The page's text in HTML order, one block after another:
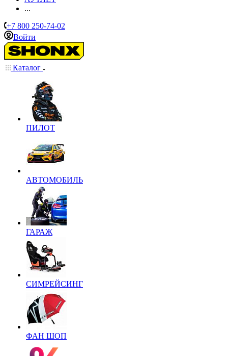
...
+7 800 250-74-02
Войти
Каталог
ПИЛОТ
АВТОМОБИЛЬ
ГАРАЖ
СИМРЕЙСИНГ
ФАН ШОП